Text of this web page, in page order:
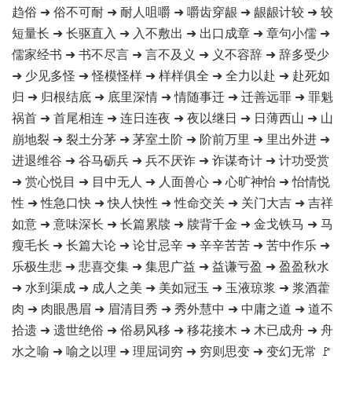
趋俗 ➜ 俗不可耐 ➜ 耐人咀嚼 ➜ 嚼齿穿龈 ➜ 龈龈计较 ➜ 较
短量长 ➜ 长驱直入 ➜ 入不敷出 ➜ 出口成章 ➜ 章句小儒 ➜
儒家经书 ➜ 书不尽言 ➜ 言不及义 ➜ 义不容辞 ➜ 辞多受少
➜ 少见多怪 ➜ 怪模怪样 ➜ 样样俱全 ➜ 全力以赴 ➜ 赴死如
归 ➜ 归根结底 ➜ 底里深情 ➜ 情随事迁 ➜ 迁善远罪 ➜ 罪魁
祸首 ➜ 首尾相连 ➜ 连日连夜 ➜ 夜以继日 ➜ 日薄西山 ➜ 山
崩地裂 ➜ 裂土分茅 ➜ 茅室土阶 ➜ 阶前万里 ➜ 里出外进 ➜
进退维谷 ➜ 谷马砺兵 ➜ 兵不厌诈 ➜ 诈谋奇计 ➜ 计功受赏
➜ 赏心悦目 ➜ 目中无人 ➜ 人面兽心 ➜ 心旷神怡 ➜ 怡情悦
性 ➜ 性急口快 ➜ 快人快性 ➜ 性命交关 ➜ 关门大吉 ➜ 吉祥
如意 ➜ 意味深长 ➜ 长篇累牍 ➜ 牍背千金 ➜ 金戈铁马 ➜ 马
瘦毛长 ➜ 长篇大论 ➜ 论甘忌辛 ➜ 辛辛苦苦 ➜ 苦中作乐 ➜
乐极生悲 ➜ 悲喜交集 ➜ 集思广益 ➜ 益谦亏盈 ➜ 盈盈秋水
➜ 水到渠成 ➜ 成人之美 ➜ 美如冠玉 ➜ 玉液琼浆 ➜ 浆酒藿
肉 ➜ 肉眼愚眉 ➜ 眉清目秀 ➜ 秀外慧中 ➜ 中庸之道 ➜ 道不
拾遗 ➜ 遗世绝俗 ➜ 俗易风移 ➜ 移花接木 ➜ 木已成舟 ➜ 舟
水之喻 ➜ 喻之以理 ➜ 理屈词穷 ➜ 穷则思变 ➜ 变幻无常 🚩